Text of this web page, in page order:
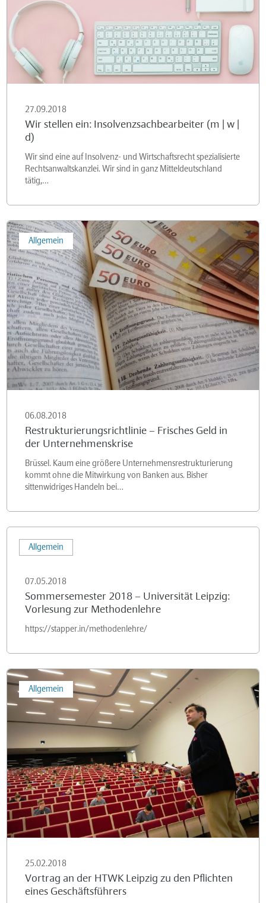
w
d)
27.09.2018
Wir stellen ein: Insolvenzsachbearbeiter (m | w |
d)
Wir sind eine auf Insolvenz- und Wirtschaftsrecht spezialisierte
Rechtsanwaltskanzlei. Wir sind in ganz Mitteldeutschland
tätig,…
Restrukturierungsrichtlinie
–
Frisches
Geld
in
der
Unternehmenskrise
Allgemein
06.08.2018
Restrukturierungsrichtlinie – Frisches Geld in
der Unternehmenskrise
Brüssel. Kaum eine größere Unternehmensrestrukturierung
kommt ohne die Mitwirkung von Banken aus. Bisher
sittenwidriges Handeln bei…
Universität
Leipzig:
Methodenlehre
Allgemein
07.05.2018
Sommersemester 2018 – Universität Leipzig:
Vorlesung zur Methodenlehre
https://stapper.in/methodenlehre/
Vortrag
HTWK
zu
den
Pflichten
eines
Geschäftsführers
Allgemein
25.02.2018
Vortrag an der HTWK Leipzig zu den Pflichten
eines Geschäftsführers